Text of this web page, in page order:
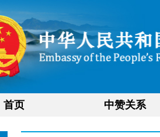
首页 中赞关系